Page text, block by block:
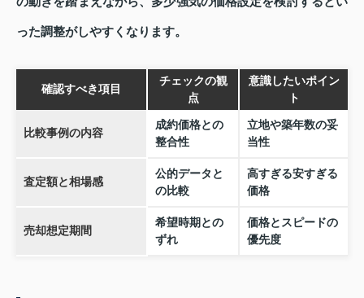
った調整がしやすくなります。
確認すべき項目
チェックの観
点
意識したいポイン
ト
比較事例の内容
成約価格との
整合性
立地や築年数の妥
当性
査定額と相場感
公的データと
の比較
高すぎる安すぎる
価格
売却想定期間
希望時期との
ずれ
価格とスピードの
優先度